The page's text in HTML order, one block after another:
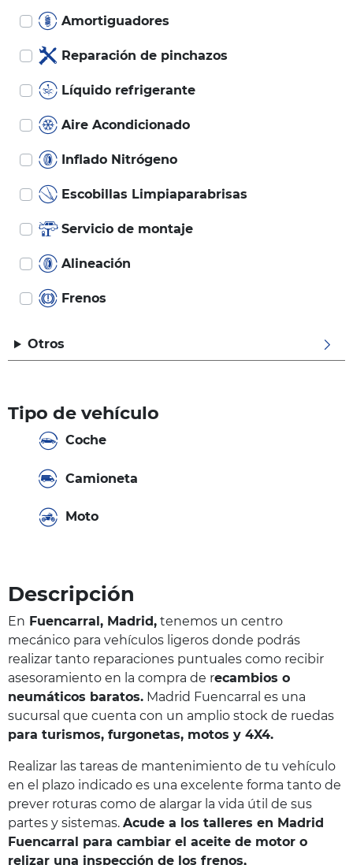
Amortiguadores
Reparación de pinchazos
Líquido refrigerante
Aire Acondicionado
Inflado Nitrógeno
Escobillas Limpiaparabrisas
Servicio de montaje
Alineación
Frenos
Otros
Tipo de vehículo
Coche
Camioneta
Moto
Descripción
En Fuencarral, Madrid, tenemos un centro
mecánico para vehículos ligeros donde podrás
realizar tanto reparaciones puntuales como recibir
asesoramiento en la compra de recambios o
neumáticos baratos. Madrid Fuencarral es una
sucursal que cuenta con un amplio stock de ruedas
para turismos, furgonetas, motos y 4X4.
Realizar las tareas de mantenimiento de tu vehículo
en el plazo indicado es una excelente forma tanto de
prever roturas como de alargar la vida útil de sus
partes y sistemas. Acude a los talleres en Madrid
Fuencarral para cambiar el aceite de motor o
relizar una inspección de los frenos,